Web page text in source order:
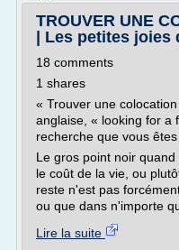
TROUVER UNE
| Les petites joies
18 comments
1 shares
« Trouver une
anglaise, « looking for a
recherche que vous
Le gros point noir
le coût de la vie, ou
reste n'est pas
ou que dans n'importe
Lire la suite